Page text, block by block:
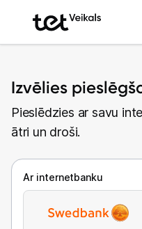
Izvēlies
Pieslēdzies ar savu
ātri un droši.
Ar internetbanku